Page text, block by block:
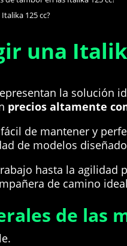
125 cc?
una
la solución
precios altamente
de mantener y
de modelos
hasta la
de camino
de las
.